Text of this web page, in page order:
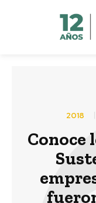
2018
Conoce